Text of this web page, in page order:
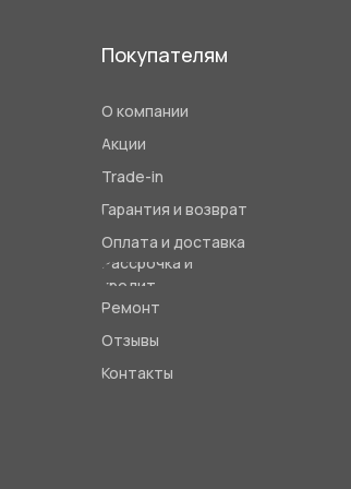
О компании
Акции
Trade-in
Гарантия и возврат
Оплата и доставка
Рассрочка и
кредит
Ремонт
Отзывы
Контакты
Покупателям